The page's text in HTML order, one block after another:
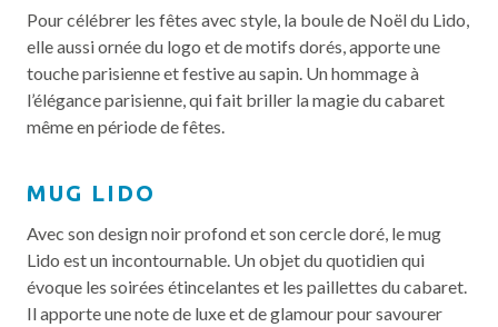
Pour célébrer les fêtes avec style, la boule de Noël du Lido,
elle aussi ornée du logo et de motifs dorés, apporte une
touche parisienne et festive au sapin. Un hommage à
l’élégance parisienne, qui fait briller la magie du cabaret
même en période de fêtes.
MUG LIDO
Avec son design noir profond et son cercle doré, le mug
Lido est un incontournable. Un objet du quotidien qui
évoque les soirées étincelantes et les paillettes du cabaret.
Il apporte une note de luxe et de glamour pour savourer